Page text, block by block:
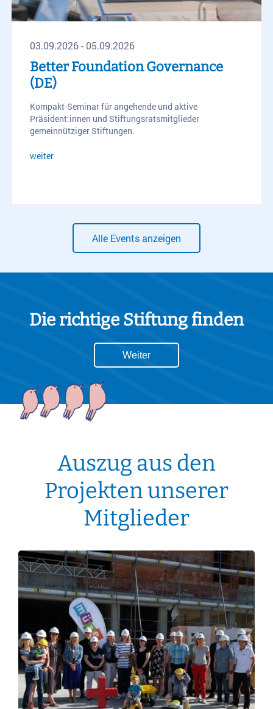
03.09.2026 - 05.09.2026
Better Foundation Governance
(DE)
Kompakt-Seminar für angehende und aktive
Präsident:innen und Stiftungsratsmitglieder
gemeinnütziger Stiftungen.
weiter
Alle Events anzeigen
Die richtige Stiftung finden
Weiter
Auszug aus den
Projekten unserer
Mitglieder